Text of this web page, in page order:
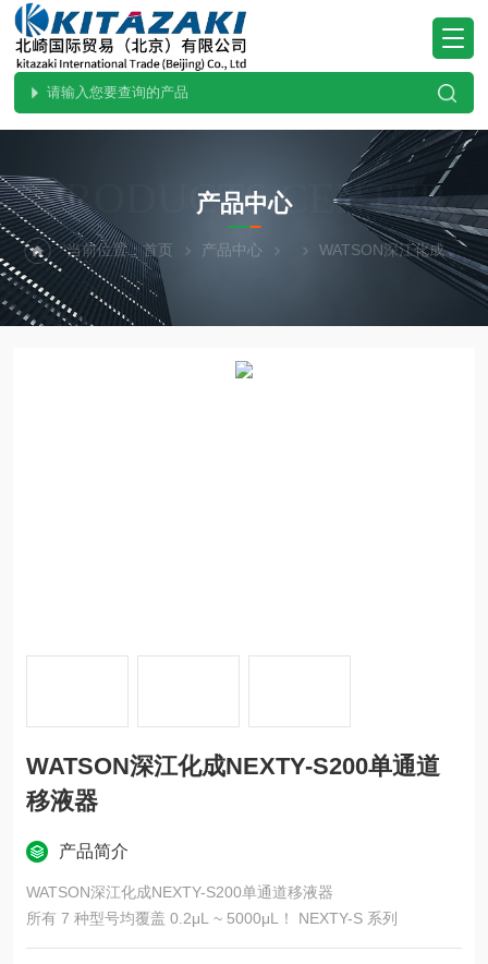
PRODUCTS CENTER
产品中心
当前位置：首页 产品中心 WATSON深江化成
WATSON深江化成NEXTY-S200单通道
移液器
产品简介
WATSON深江化成NEXTY-S200单通道移液器
所有 7 种型号均覆盖 0.2μL ~ 5000μL！ NEXTY-S 系列